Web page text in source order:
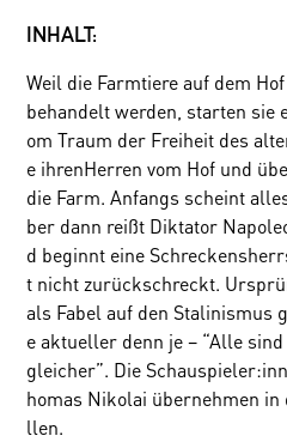
INHALT:
Weil die Farmtiere auf dem
behandelt werden, starten sie
om Traum der Freiheit des
e ihrenHerren vom Hof und
die Farm. Anfangs scheint
ber dann reißt Diktator
d beginnt eine
t nicht zurückschreckt.
als Fabel auf den Stalinismus
e aktueller denn je – “Alle
gleicher”. Die
homas Nikolai übernehmen
llen.